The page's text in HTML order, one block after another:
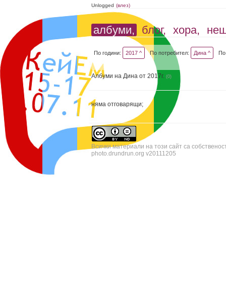
Unlogged (влез)
албуми, блог, хора,
По години: 2017 ^ По потребител: Дина ^
Албуми на Дина от 2017г. (0)
няма отговарящи;
Всички материали на този сайт са
photo.drundrun.org v20111205